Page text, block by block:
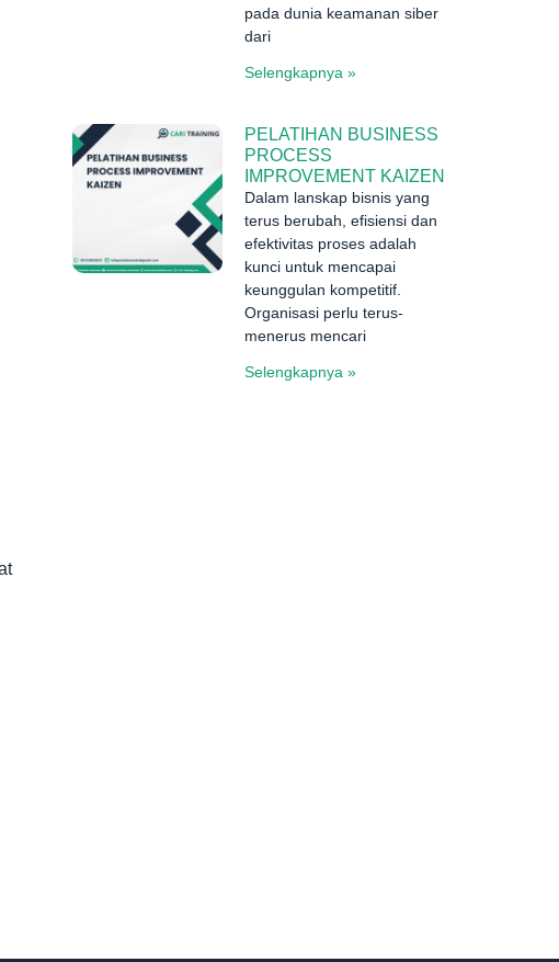
pada dunia keamanan siber
dari
Selengkapnya »
PELATIHAN BUSINESS
PROCESS
IMPROVEMENT KAIZEN
Dalam lanskap bisnis yang
terus berubah, efisiensi dan
efektivitas proses adalah
kunci untuk mencapai
keunggulan kompetitif.
Organisasi perlu terus-
menerus mencari
Selengkapnya »